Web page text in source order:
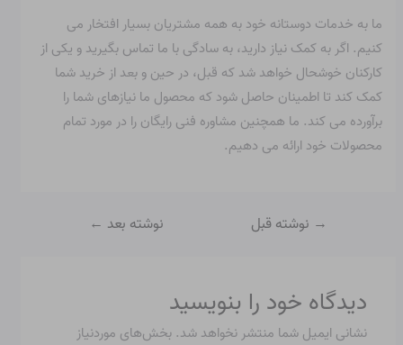
ما به خدمات دوستانه خود به همه مشتریان بسیار افتخار می
کنیم. اگر به کمک نیاز دارید، به سادگی با ما تماس بگیرید و یکی از
کارکنان خوشحال خواهد شد که قبل، در حین و بعد از خرید شما
کمک کند تا اطمینان حاصل شود که محصول ما نیازهای شما را
برآورده می کند. ما همچنین مشاوره فنی رایگان را در مورد تمام
محصولات خود ارائه می دهیم.
→ نوشته قبل نوشته بعد ←
دیدگاه‌ خود را بنویسید
نشانی ایمیل شما منتشر نخواهد شد. بخش‌های موردنیاز